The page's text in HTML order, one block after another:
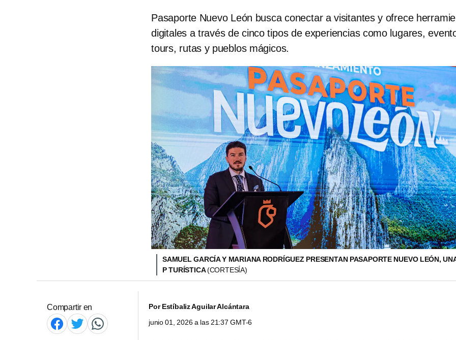
Pasaporte Nuevo León busca conectar a visitantes y ofrece
digitales a través de cinco tipos de experiencias como lugares,
tours, rutas y pueblos mágicos.
SAMUEL GARCÍA Y MARIANA RODRÍGUEZ PRESENTAN PASAPORTE NUEVO LEÓN,
P TURÍSTICA(CORTESÍA)
Compartir en PorEstíbaliz Aguilar Alcántara
junio 01, 2026 a las 21:37 GMT-6